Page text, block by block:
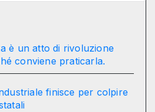
è un atto di rivoluzione
conviene praticarla.
finisce per colpire